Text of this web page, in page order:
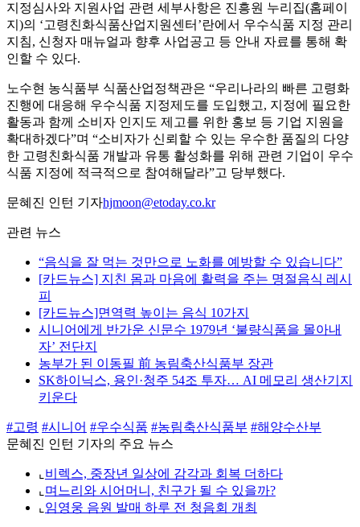
지정심사와 지원사업 관련 세부사항은 진흥원 누리집(홈페이
지)의 ‘고령친화식품산업지원센터’란에서 우수식품 지정 관리
지침, 신청자 매뉴얼과 향후 사업공고 등 안내 자료를 통해 확
인할 수 있다.
노수현 농식품부 식품산업정책관은 “우리나라의 빠른 고령화
진행에 대응해 우수식품 지정제도를 도입했고, 지정에 필요한
활동과 함께 소비자 인지도 제고를 위한 홍보 등 기업 지원을
확대하겠다”며 “소비자가 신뢰할 수 있는 우수한 품질의 다양
한 고령친화식품 개발과 유통 활성화를 위해 관련 기업이 우수
식품 지정에 적극적으로 참여해달라”고 당부했다.
문혜진 인턴 기자hjmoon@etoday.co.kr
관련 뉴스
“음식을 잘 먹는 것만으로 노화를 예방할 수 있습니다”
[카드뉴스] 지친 몸과 마음에 활력을 주는 명절음식 레시
피
[카드뉴스]면역력 높이는 음식 10가지
시니어에게 반가운 신문수 1979년 ‘불량식품을 몰아내
자’ 전단지
농부가 된 이동필 前 농림축산식품부 장관
SK하이닉스, 용인·청주 54조 투자… AI 메모리 생산기지
키운다
#고령 #시니어 #우수식품 #농림축산식품부 #해양수산부
문혜진 인턴 기자의 주요 뉴스
⌞ 비렉스, 중장년 일상에 감각과 회복 더하다
⌞ 며느리와 시어머니, 친구가 될 수 있을까?
⌞ 임영웅 음원 발매 하루 전 청음회 개최